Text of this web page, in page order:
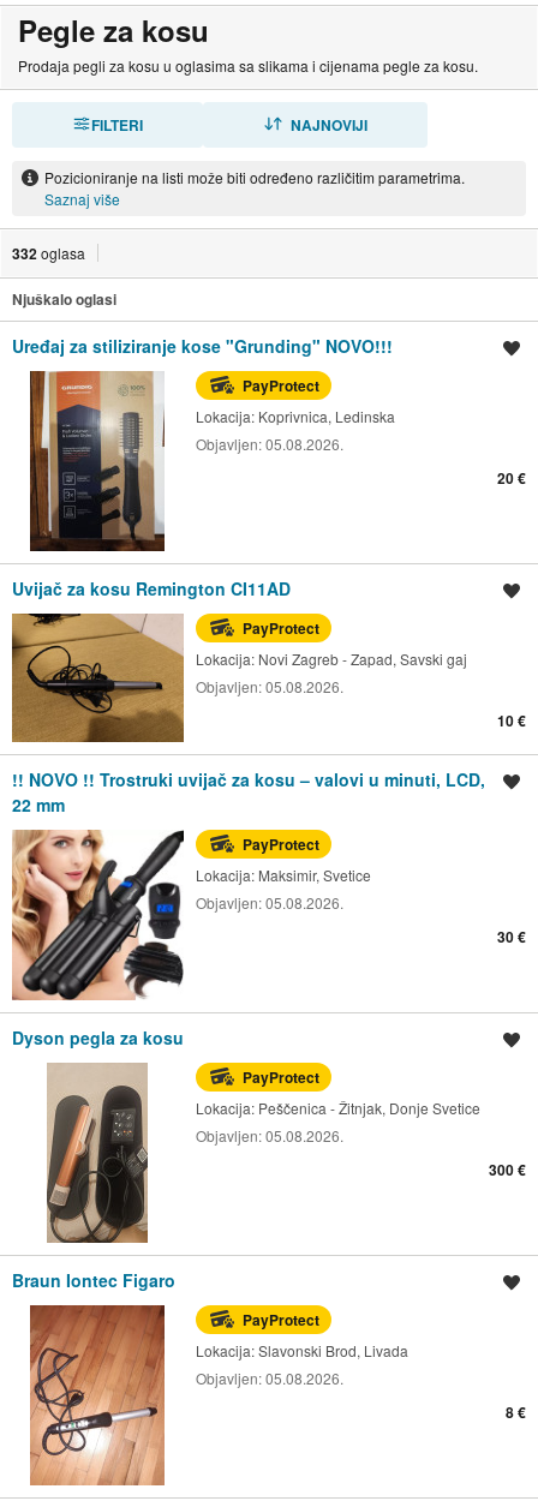
Pegle za kosu
Prodaja pegli za kosu u oglasima sa slikama i cijenama pegle za kosu.
FILTERI NAJNOVIJI
Pozicioniranje na listi može biti određeno različitim parametrima.
Saznaj više
332oglasa
Njuškalo oglasi
Uređaj za stiliziranje kose "Grunding" NOVO!!!
PayProtect
Lokacija: Koprivnica, Ledinska
Objavljen:05.08.2026.
20 €
Uvijač za kosu Remington CI11AD
PayProtect
Lokacija: Novi Zagreb - Zapad, Savski gaj
Objavljen:05.08.2026.
10 €
!! NOVO !! Trostruki uvijač za kosu – valovi u minuti, LCD,
22 mm
PayProtect
Lokacija: Maksimir, Svetice
Objavljen:05.08.2026.
30 €
Dyson pegla za kosu
PayProtect
Lokacija: Peščenica - Žitnjak, Donje Svetice
Objavljen:05.08.2026.
300 €
Braun Iontec Figaro
PayProtect
Lokacija:Slavonski Brod, Livada
Objavljen:05.08.2026.
8 €